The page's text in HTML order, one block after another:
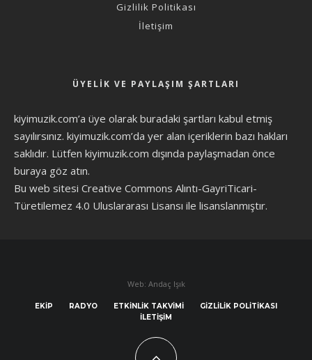
Gizlilik Politikası
İletişim
ÜYELIK VE PAYLAŞIM ŞARTLARI
kiyimuzik.com’a üye olarak buradaki şartları kabul etmiş
sayılırsınız. kiyimuzik.com’da yer alan içeriklerin bazı hakları
saklıdır. Lütfen kiyimuzik.com dışında paylaşmadan önce
buraya göz atın.
Bu web sitesi Creative Commons Alıntı-GayriTicari-
Türetilemez 4.0 Uluslararası Lisansı ile lisanslanmıştır.
Web: Andaç Işık
EKIP RADYO ETKINLIK TAKVIMI
GIZLILIK POLITIKASI
İLETIŞIM